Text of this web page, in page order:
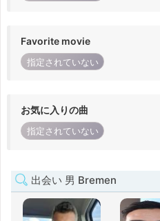
Favorite movie
指定されていない
お気に入りの曲
指定されていない
出会い 男 Bremen